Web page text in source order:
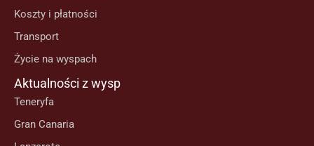
Koszty i płatności
Transport
Życie na wyspach
Aktualności z wysp
Teneryfa
Gran Canaria